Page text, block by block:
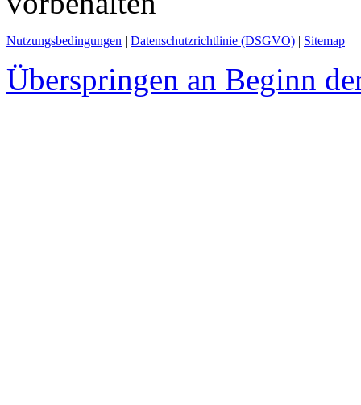
Nutzungsbedingungen | Datenschutzrichtlinie (DSGVO) | Sitemap
Überspringen an Beginn